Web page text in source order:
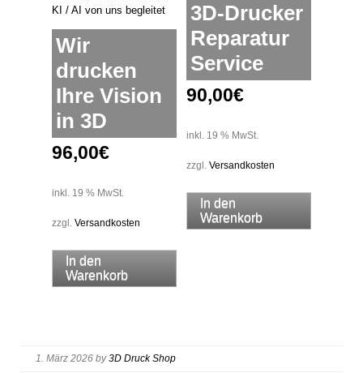
Produktseite
gewählt
werden
Wir
drucken
Ihre Vision
in 3D
96,00€
inkl. 19 % MwSt.
zzgl. Versandkosten
In den
Warenkorb
3D-Drucker
Reparatur
Service
90,00€
inkl. 19 % MwSt.
zzgl.Versandkosten
In den
Warenkorb
1. März 2026 by3D Druck Shop